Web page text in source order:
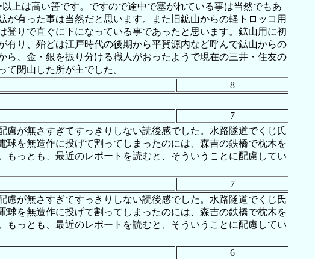
上は高い筈です。ですので途中で塞がれている事は当然でもあ
有った事は当然だと思います。また旧鉱山からの軽トロッコ用
りで直ぐに下になっている事であったと思います。鉱山用に初
り、殆どは江戸時代の後期から平賀源内など呼んで鉱山からの
、金・銀を振り分ける職人がおったようで現在の三井・住友の
閉山した所が主でした。
8
7
が無さすぎてすっきりしない読後感でした。水路隧道でくじ氏
を無造作に投げて割ってしまったのには、森吉の鉄橋で枕木を
っとも、最近のレポートを読むと、そういうことに配慮してい
7
が無さすぎてすっきりしない読後感でした。水路隧道でくじ氏
を無造作に投げて割ってしまったのには、森吉の鉄橋で枕木を
っとも、最近のレポートを読むと、そういうことに配慮してい
6